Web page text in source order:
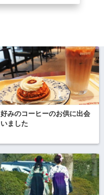
好みのコーヒーのお供に出会
いました